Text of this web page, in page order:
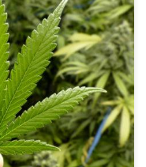
próbowała chociaż
do osób, które to robiły?
rekreacyjnie jak i
terapeutycznych.
programy
8 zatwierdziło […]